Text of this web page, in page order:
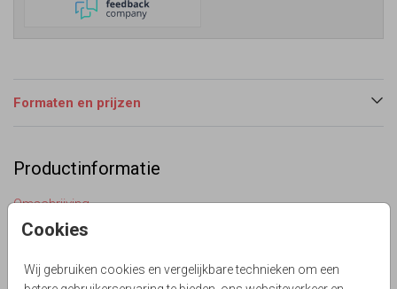
Cookies
Wij gebruiken cookies en vergelijkbare technieken om een
Formaten en prijzen
Productinformatie
Omschrijving
Stapelkaart met eucalyptus, kaartje met programma en
verschillende soorten bevestigingsmateriaal, zoals een
touwtje of paperclip bestel je het bevestigingsmateriaal